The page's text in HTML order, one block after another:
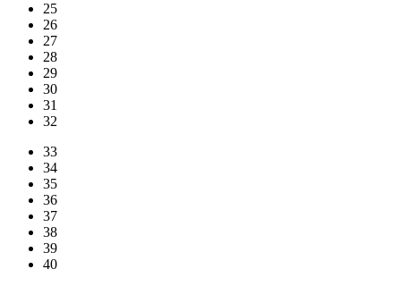
25
26
27
28
29
30
31
32
33
34
35
36
37
38
39
40